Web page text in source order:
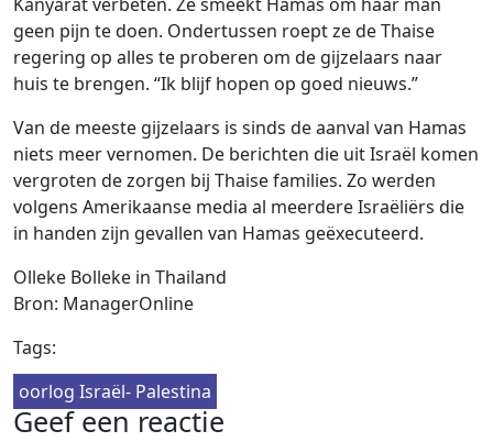
geen pijn te doen. Ondertussen roept ze de Thaise
regering op alles te proberen om de gijzelaars naar
huis te brengen. “Ik blijf hopen op goed nieuws.”
Van de meeste gijzelaars is sinds de aanval van Hamas
niets meer vernomen. De berichten die uit Israël komen
vergroten de zorgen bij Thaise families. Zo werden
volgens Amerikaanse media al meerdere Israëliërs die
in handen zijn gevallen van Hamas geëxecuteerd.
Olleke Bolleke in Thailand
Bron: ManagerOnline
Tags:
oorlog Israël- Palestina
Geef een reactie